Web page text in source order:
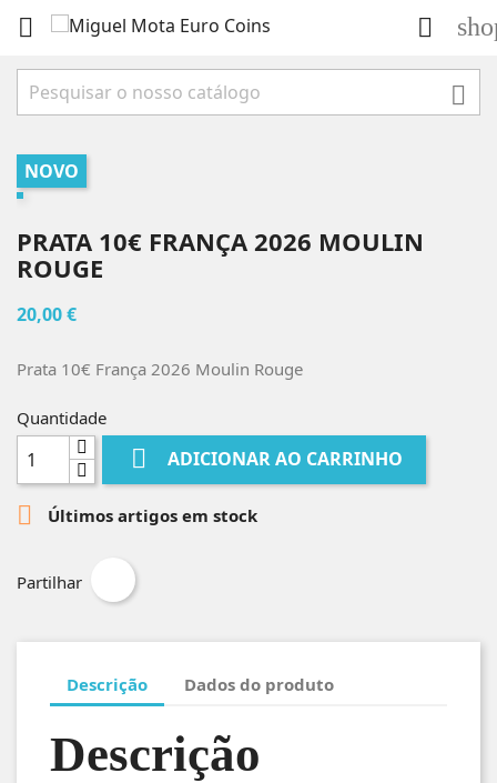
 

NOVO
PRATA 10€ FRANÇA 2026 MOULIN
ROUGE
20,00 €
Prata 10€ França 2026 Moulin Rouge
Quantidade
 ADICIONAR AO CARRINHO
 Últimos artigos em stock
Partilhar
Descrição Dados do produto
Descrição